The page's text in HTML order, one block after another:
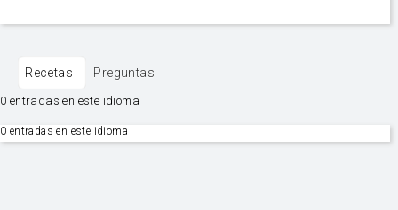
Recetas Preguntas
0 entradas en este idioma
0 entradas en este idioma